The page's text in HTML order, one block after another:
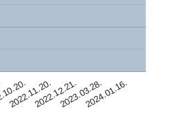
2022.11.20.2022.12.21.2023.03.28.2024.01.16.